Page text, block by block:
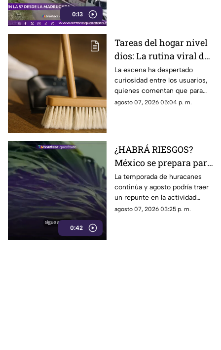
0:13
Tareas del hogar nivel
dios: La rutina viral de
esta mamá para la
limpieza el techo
La escena ha despertado
curiosidad entre los usuarios,
quienes comentan que para
algunas personas ningún
agosto 07, 2026 05:04 p. m.
0:42
¿HABRÁ RIESGOS?
México se prepara para
otro posible ciclón
tropical; esta sería la
fecha
La temporada de huracanes
continúa y agosto podría traer
un repunte en la actividad
tropical; estos son los
agosto 07, 2026 03:25 p. m.